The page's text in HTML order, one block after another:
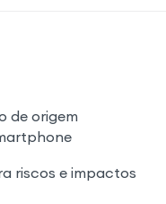
de origem
riscos e impactos